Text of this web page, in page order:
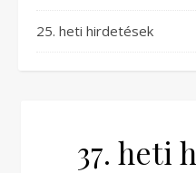
25. heti hirdetések
37. heti